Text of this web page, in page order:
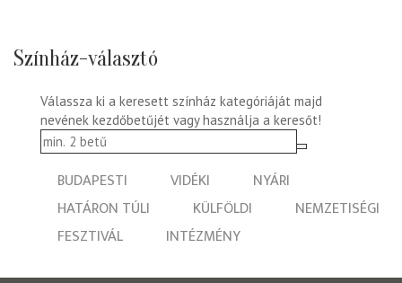
Színház-választó
Válassza ki a keresett színház kategóriáját majd
nevének kezdőbetűjét vagy használja a keresőt!
BUDAPESTI VIDÉKI
NYÁRI
HATÁRON TÚLI
KÜLFÖLDI
NEMZETISÉGI
FESZTIVÁL
INTÉZMÉNY